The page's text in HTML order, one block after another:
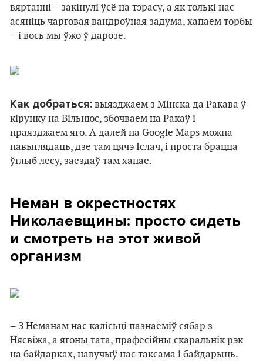
вяртанні – закінулі ўсё на тэрасу, а як толькі нас
асяніць чарговая вандроўная задума, хапаем торбы
– і вось мы ўжо ў дарозе.
Как добраться: выязджаем з Мінска да Ракава ў
кірунку на Вільнюс, збочваем на Ракаў і
праязджаем яго. А далей на Google Maps можна
павыглядаць, дзе там цячэ Іслач, і проста брацца
ўглыб лесу, заездаў там хапае.
Неман в окрестностях
Николаевщины: просто сидеть
и смотреть на этот живой
организм
– З Нёманам нас калісьці пазнаёміў сябар з
Нясвіжа, а ягоны тата, прафесійны скаральнік рэк
на байдарках, навучыў нас таксама і байдарыць.